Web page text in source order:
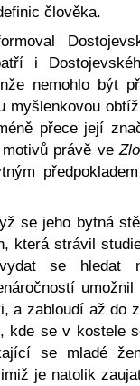
člověka.
i
nemohlo být
myšlenkovou
přece její
právě ve
se jeho bytná
která strávil
vydat se hledat
umožnil
a zabloudí až do
kde se v kostele
se mladé
je natolik